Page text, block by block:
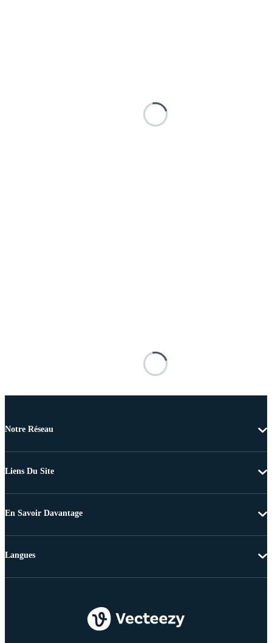
Notre Réseau
Liens Du Site
En Savoir Davantage
Langues